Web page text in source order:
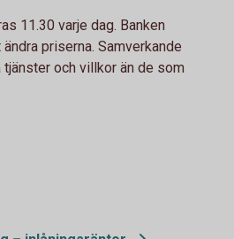
11.30 varje dag. Banken
priserna. Samverkande
tjänster och villkor än de som